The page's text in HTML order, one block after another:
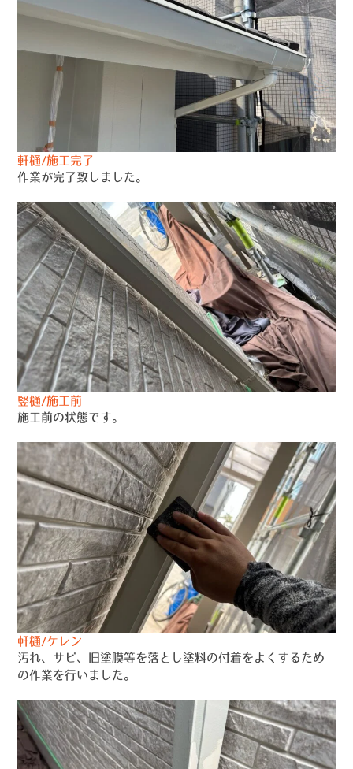
軒樋/施工完了
作業が完了致しました。
竪樋/施工前
施工前の状態です。
軒樋/ケレン
汚れ、サビ、旧塗膜等を落とし塗料の付着をよくするため
の作業を行いました。